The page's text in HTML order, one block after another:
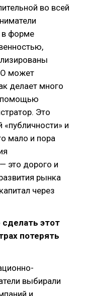
во всей
в форме
может
делает много
помощью
Это
и
мало и пора
это дорого и
рынка
через
этот
потерять
выбирали
и